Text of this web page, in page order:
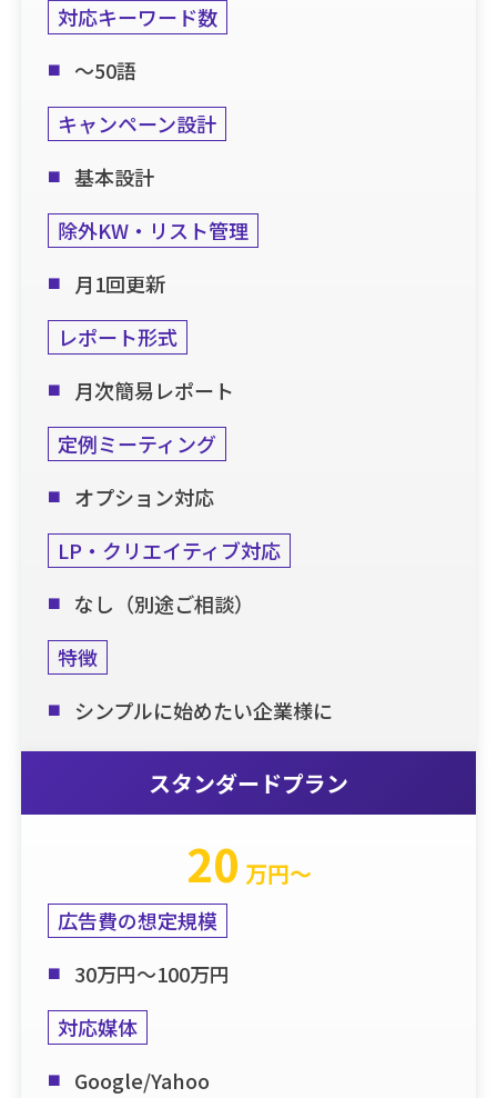
対応キーワード数
～50語
キャンペーン設計
基本設計
除外KW・リスト管理
月1回更新
レポート形式
月次簡易レポート
定例ミーティング
オプション対応
LP・クリエイティブ対応
なし（別途ご相談）
特徴
シンプルに始めたい企業様に
スタンダードプラン
20 万円〜
広告費の想定規模
30万円～100万円
対応媒体
Google/Yahoo